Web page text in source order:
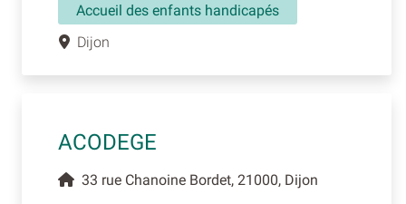
Accueil des enfants handicapés
Dijon
ACODEGE
33 rue Chanoine Bordet, 21000, Dijon